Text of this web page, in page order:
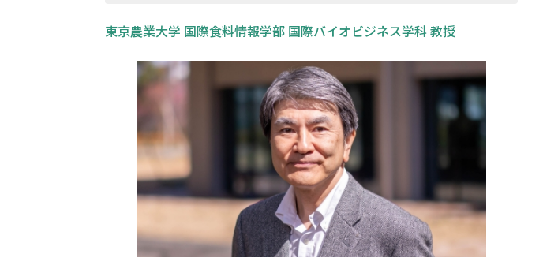
東京農業大学 国際食料情報学部 国際バイオビジネス学科 教授